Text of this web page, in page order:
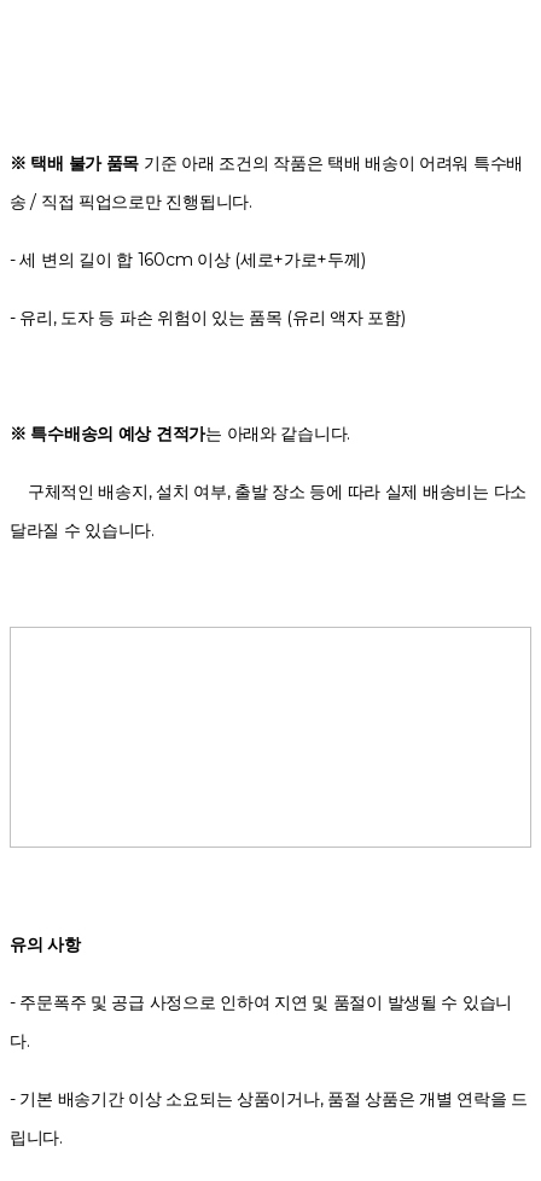
※ 택배 불가 품목 기준 아래 조건의 작품은 택배 배송이 어려워 특수배
송 / 직접 픽업으로만 진행됩니다.
- 세 변의 길이 합 160cm 이상 (세로+가로+두께)
- 유리, 도자 등 파손 위험이 있는 품목 (유리 액자 포함)
※ 특수배송의 예상 견적가는 아래와 같습니다.
구체적인 배송지, 설치 여부, 출발 장소 등에 따라 실제 배송비는 다소
달라질 수 있습니다.
유의 사항
- 주문폭주 및 공급 사정으로 인하여 지연 및 품절이 발생될 수 있습니
다.
- 기본 배송기간 이상 소요되는 상품이거나, 품절 상품은 개별 연락을 드
립니다.